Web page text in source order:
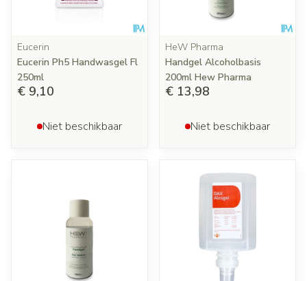
Eucerin
Eucerin Ph5 Handwasgel Fl
250ml
€ 9,10
Niet beschikbaar
HeW Pharma
Handgel Alcoholbasis
200ml Hew Pharma
€ 13,98
Niet beschikbaar